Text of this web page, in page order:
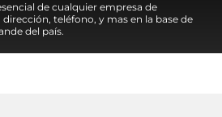
de cualquier empresa de
teléfono, y mas en la base de
del país.